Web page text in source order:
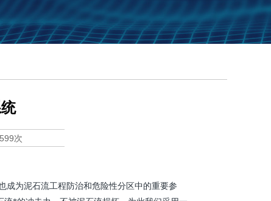
次
成为泥石流工程防治和危险性分区中的重要参